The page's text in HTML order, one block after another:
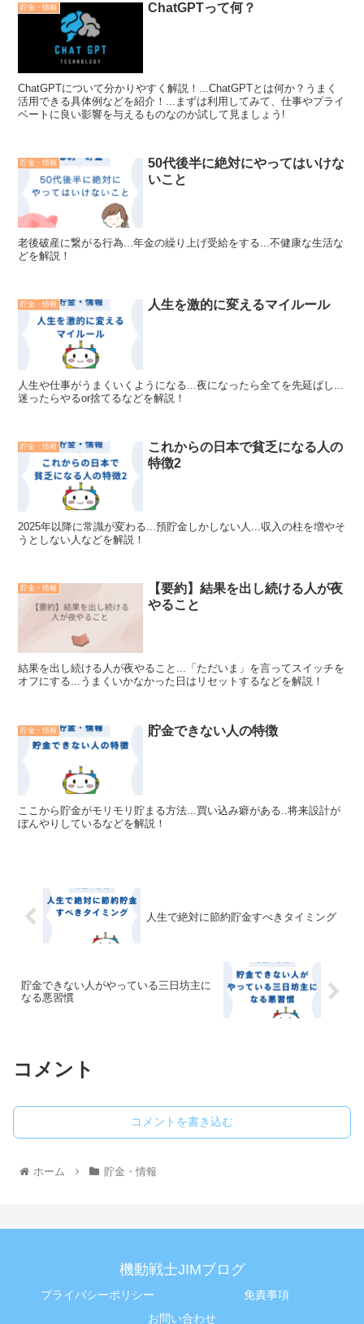
貯金・情報 ChatGPTって何？
ChatGPTについて分かりやすく解説！...ChatGPTとは何か？うまく
活用できる具体例などを紹介！...まずは利用してみて、仕事やプライ
ベートに良い影響を与えるものなのか試して見ましょう!
貯金・情報
50代後半に絶対にやってはいけな
いこと
老後破産に繋がる行為...年金の繰り上げ受給をする...不健康な生活な
どを解説！
貯金・情報 人生を激的に変えるマイルール
人生や仕事がうまくいくようになる...夜になったら全てを先延ばし...
迷ったらやるor捨てるなどを解説！
貯金・情報
これからの日本で貧乏になる人の
特徴2
2025年以降に常識が変わる...預貯金しかしない人...収入の柱を増やそ
うとしない人などを解説！
貯金・情報
【要約】結果を出し続ける人が夜
やること
結果を出し続ける人が夜やること...「ただいま」を言ってスイッチを
オフにする...うまくいかなかった日はリセットするなどを解説！
貯金・情報 貯金できない人の特徴
ここから貯金がモリモリ貯まる方法...買い込み癖がある..将来設計が
ぼんやりしているなどを解説！
人生で絶対に節約貯金すべきタイミング
貯金できない人がやっている三日坊主に
なる悪習慣
コメント
コメントを書き込む
ホーム 貯金・情報
機動戦士JIMブログ
プライバシーポリシー
免責事項
お問い合わせ